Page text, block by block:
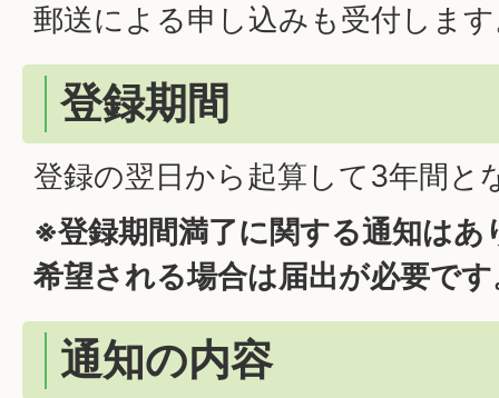
郵送による申し込みも受付しま
登録期間
登録の翌日から起算して3年間と
※登録期間満了に関する通知はあ
希望される場合は届出が必要です
通知の内容